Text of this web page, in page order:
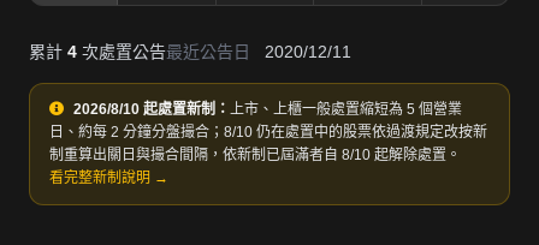
累計 4 次處置公告最近公告日 2020/12/11
2026/8/10 起處置新制： 上市、上櫃一般處置縮短為 5 個營業
日、約每 2 分鐘分盤撮合；8/10 仍在處置中的股票依過渡規定改按新
制重算出關日與撮合間隔，依新制已屆滿者自 8/10 起解除處置。
看完整新制說明 →